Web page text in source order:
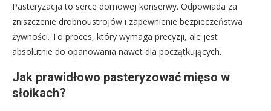
Pasteryzacja to serce domowej konserwy. Odpowiada za
zniszczenie drobnoustrojów i zapewnienie bezpieczeństwa
żywności. To proces, który wymaga precyzji, ale jest
absolutnie do opanowania nawet dla początkujących.
Jak prawidłowo pasteryzować mięso w
słoikach?